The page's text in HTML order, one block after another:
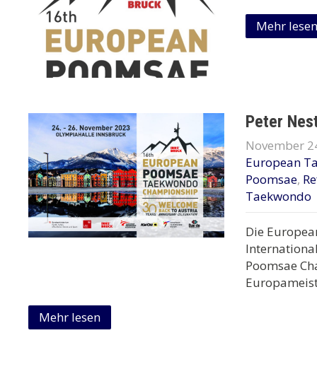
Mehr lesen
Peter
November
European
Poomsae,
Taekwondo
Die
Poomsae
Mehr lesen